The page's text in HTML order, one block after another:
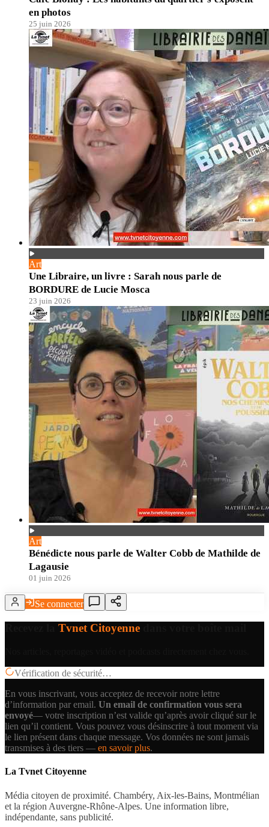
en photos
25 juin 2026
Art
Une Libraire, un livre : Sarah nous parle de
BORDURE de Lucie Mosca
23 juin 2026
Art
Bénédicte nous parle de Walter Cobb de Mathilde de
Lagausie
01 juin 2026
Se connecter
Tvnet Citoyenne
Vérification de sécurité…
En vous inscrivant, vous acceptez de recevoir notre lettre
d’information par email. Un email de confirmation vous sera
envoyé— votre inscription n’est valide qu’après avoir cliqué sur le
lien qu’il contient. Vous pouvez vous désinscrire à tout moment via
le lien présent dans chaque message. Vos données ne sont jamais
transmises à des tiers — en savoir plus.
La Tvnet Citoyenne
Média citoyen de proximité. Chambéry, Aix-les-Bains, Montmélian
et la région Auvergne-Rhône-Alpes. Une information libre,
indépendante, sans publicité.